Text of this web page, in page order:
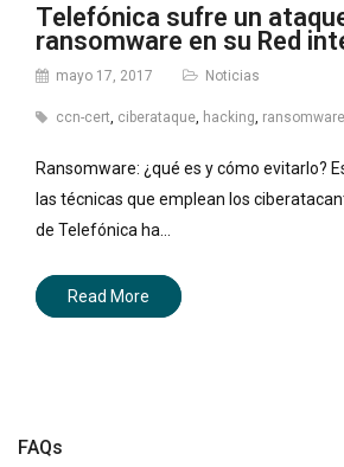
Telefónica sufre un
ransomware en su Red
mayo 17, 2017 Noticias
ccn-cert ciberataque hacking ransomware
Ransomware: ¿qué es y cómo evitarlo?
las técnicas que emplean los
de Telefónica ha…
Read More
FAQs